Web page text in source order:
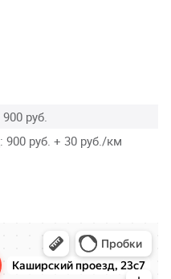
900 руб.
900 руб. + 30 руб./км